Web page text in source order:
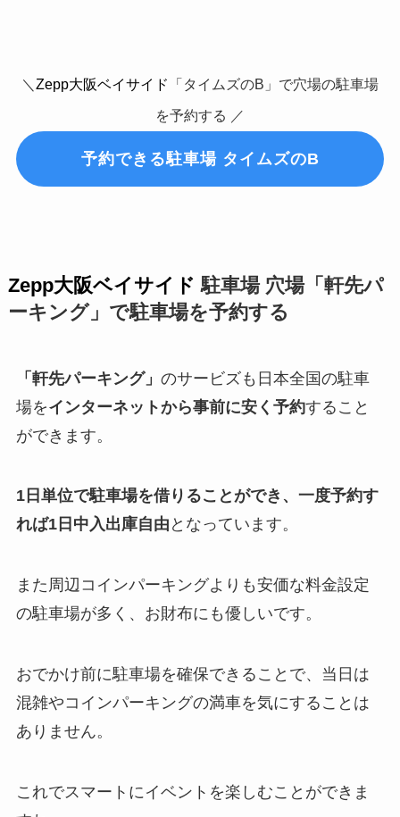
＼ Zepp大阪ベイサイド
「タイムズのB」で穴場の駐車場
を予約する ／
予約できる駐車場 タイムズのB
Zepp大阪ベイサイド 駐車場 穴場「軒先パ
ーキング」で駐車場を予約する
「軒先パーキング」 のサービズも日本全国の駐車
場をインターネットから事前に安く予約すること
ができます。
1日単位で駐車場を借りることができ、一度予約す
れば1日中入出庫自由 となっています。
また周辺コインパーキングよりも安価な料金設定
の駐車場が多く、お財布にも優しいです。
おでかけ前に駐車場を確保できることで、当日は
混雑やコインパーキングの満車を気にすることは
ありません。
これでスマートにイベントを楽しむことができま